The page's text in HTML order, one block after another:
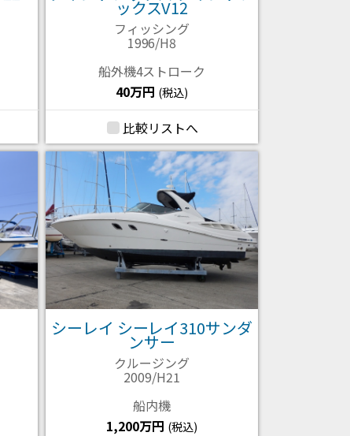
ックスV12
フィッシング
1996/H8
船外機4ストローク
40万円 (税込)
比較リストへ
シーレイ シーレイ310サンダ
ンサー
クルージング
2009/H21
船内機
1,200万円 (税込)